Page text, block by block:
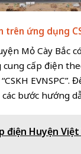
trên ứng dụng
Mỏ Cày Bắc
cung cấp điện
EVNSPC”.
bước hướng
điện Huyện Việt